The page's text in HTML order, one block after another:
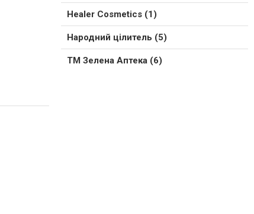
Healer Cosmetics (1)
Народний цілитель (5)
ТМ Зелена Аптека (6)